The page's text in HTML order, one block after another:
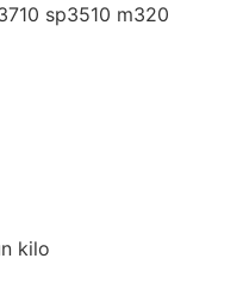
sp3510 m320
kilo